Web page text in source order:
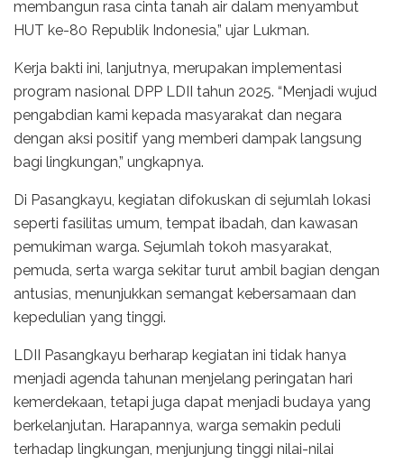
membangun rasa cinta tanah air dalam menyambut
HUT ke-80 Republik Indonesia,” ujar Lukman.
Kerja bakti ini, lanjutnya, merupakan implementasi
program nasional DPP LDII tahun 2025. “Menjadi wujud
pengabdian kami kepada masyarakat dan negara
dengan aksi positif yang memberi dampak langsung
bagi lingkungan,” ungkapnya.
Di Pasangkayu, kegiatan difokuskan di sejumlah lokasi
seperti fasilitas umum, tempat ibadah, dan kawasan
pemukiman warga. Sejumlah tokoh masyarakat,
pemuda, serta warga sekitar turut ambil bagian dengan
antusias, menunjukkan semangat kebersamaan dan
kepedulian yang tinggi.
LDII Pasangkayu berharap kegiatan ini tidak hanya
menjadi agenda tahunan menjelang peringatan hari
kemerdekaan, tetapi juga dapat menjadi budaya yang
berkelanjutan. Harapannya, warga semakin peduli
terhadap lingkungan, menjunjung tinggi nilai-nilai